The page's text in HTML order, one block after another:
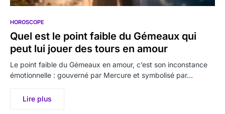
HOROSCOPE
Quel est le point faible du Gémeaux qui
peut lui jouer des tours en amour
Le point faible du Gémeaux en amour, c’est son inconstance
émotionnelle : gouverné par Mercure et symbolisé par…
Lire plus